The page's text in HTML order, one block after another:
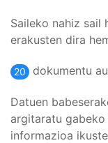
Saileko nahiz sail
erakusten dira
20 dokumentu
Datuen
argitaratu
informazioa